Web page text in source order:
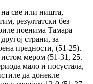
на све или ништа,
резултатски без
поенима Тамара
страни, за
предности, (51-25).
мером (51-31, 25.
мало и посустала,
да донекле